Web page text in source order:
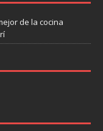
de la cocina